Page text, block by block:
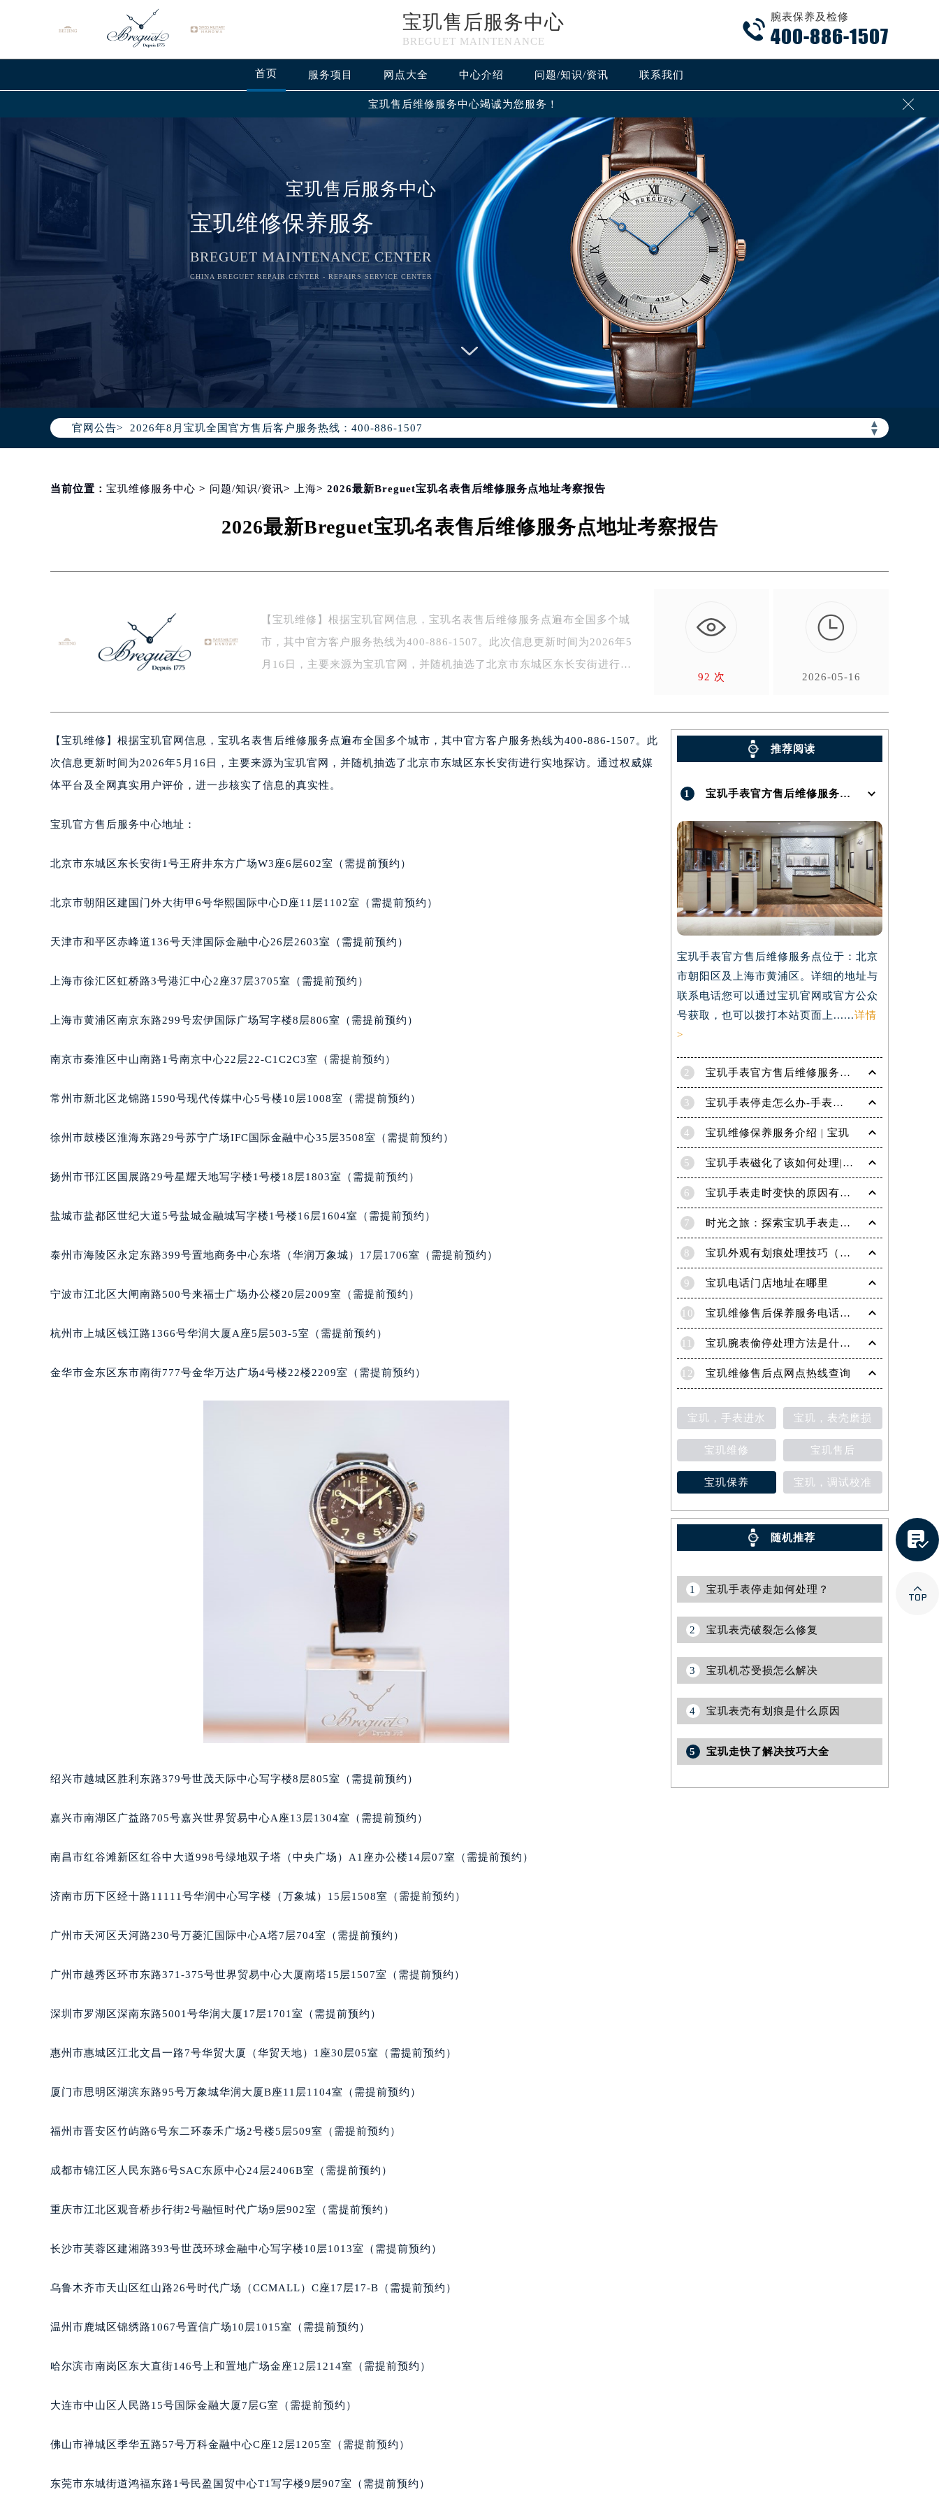
宝玑售后服务中心
BREGUET MAINTENANCE

腕表保养及检修
400-886-1507
首页 服务项目 网点大全 中心介绍 问题/知识/资讯 联系我们
宝玑售后维修服务中心竭诚为您服务！ 
宝玑售后服务中心
宝玑维修保养服务
BREGUET MAINTENANCE CENTER
CHINA BREGUET REPAIR CENTER - REPAIRS SERVICE CENTER
官网公告> ▲
▼
2026年8月宝玑中国区售后服务网络优化升级公告
2026年8月宝玑全国官方售后客户服务热线：400-886-1507
宝玑官方全国统一服务热线400-886-1507，服务覆盖中国大陆、香港、澳门、台湾全部区域（非大陆需加拨“+86”）
2026年8月宝玑售后服务中心最新网点地址：
北京市东城区东长安街1号东方广场写字楼W3座6层602室（需提前预约）
上海市徐汇区虹桥路3号港汇中心写字楼2座37层3705室（需提前预约）
扬州市邗江区国展路29号星耀天地写字楼1号楼18层1803室（需提前预约）
盐城市盐都区世纪大道5号盐城金融城写字楼1号楼16层1604室（需提前预约）
泰州市海陵区永定东路399号置地商务中心东塔写字楼（华润万象城）17层1706室（需提前预约）
绍兴市越城区胜利东路379号世茂天际中心写字楼8层805室（需提前预约）
嘉兴市南湖区广益路705号嘉兴世界贸易中心写字楼A座13层1304室（需提前预约）
南昌市红谷滩新区红谷中大道998号绿地双子塔（中央广场）A1座办公楼14层07室（需提前预约）
广州市天河区天河路230号万菱汇国际中心写字楼A塔7层704室（需提前预约）
深圳市罗湖区深南东路5001号华润大厦写字楼17层1701室（需提前预约）
厦门市思明区湖滨东路95号华润大厦写字楼B座11层1104室（需提前预约）
成都市锦江区人民东路6号SAC东原中心写字楼24层2406B室（需提前预约）
长沙市芙蓉区定王台街道建湘路393号世茂环球金融中心写字楼（芙蓉广场）10层13室（需提前预约）
太原市迎泽区解放路15号亨得利名表服务中心（品牌授权店）3层整层（需提前预约）
沈阳市沈河区中街路83号亨得利名表服务中心（品牌授权店）1层整层（需提前预约）
温州市鹿城区锦绣路1067号置信广场10层1015室（需提前预约）
大连市中山区人民路15号国际金融大厦7层G室（需提前预约）
东莞市东城街道鸿福东路1号民盈国贸中心T1写字楼9层907室（需提前预约）
南通市崇川区工农路57号圆融广场写字楼16层1603室（需提前预约）
武汉市江汉区解放大道686号世界贸易大厦38层09室（需提前预约）
合肥市蜀山区潜山路111号万象城华润大厦B座12楼03室（需提前预约）
青岛市南区山东路6号华润大厦B座22层04室（需提前预约）
长春市朝阳区西安大路727号中银大厦A座(旺进大厦)18层09室（需提前预约）
海口市龙华区金贸东路5号海口华润大厦B座17层1707室（需提前预约）
唐山市路南区新华东道100号万达广场写字楼A座10层1002室（需提前预约）
台州市椒江区东海大道1800号腾达中心东1幢20楼2002室（需提前预约）
内蒙古自治区呼和浩特市玉泉区大学西街70号华润万象城写字楼（鄂尔多斯大厦）23层2326室（需提前预约）
甘肃省兰州市七里河区西津西路16号兰州中心写字楼21层2102室（需提前预约）
重庆市解放碑渝中区民权路28号英利国际金融中心写字楼20层01室（需提前预约）
黑龙江省大庆市萨尔图区会战大街宝玑售后服务中心（需提前预约）
黑龙江省鹤岗市向阳区红军路宝玑售后服务中心（需提前预约）
黑龙江省黑河市爱辉区中央街宝玑售后服务中心（需提前预约）
黑龙江省佳木斯市向阳区长安路宝玑售后服务中心（需提前预约）
黑龙江省牡丹江市东安区太平路宝玑售后服务中心（需提前预约）
黑龙江省七台河市桃山区大同街宝玑售后服务中心（需提前预约）
黑龙江省齐齐哈尔市龙沙区龙华路宝玑售后服务中心（需提前预约）
黑龙江省双鸭山市尖山区新兴大街宝玑售后服务中心（需提前预约）
黑龙江省伊春市伊美区通河路宝玑售后服务中心（需提前预约）
吉林省白山市浑江区浑江大街宝玑售后服务中心（需提前预约）
吉林省辽源市龙山区人民大街宝玑售后服务中心（需提前预约）
吉林省四平市铁东区紫气大路与南九经街交汇处宝玑售后服务中心（需提前预约）
吉林省通化市东昌区环通乡江南大街宝玑售后服务中心（需提前预约）
辽宁省鞍山市铁东区站前街宝玑售后服务中心（需提前预约）
辽宁省朝阳市双塔区新华路宝玑售后服务中心（需提前预约）
辽宁省抚顺市新抚区东一路宝玑售后服务中心（需提前预约）
辽宁省葫芦岛市连山区中央路宝玑售后服务中心（需提前预约）
辽宁省辽阳市白塔区新运大街宝玑售后服务中心（需提前预约）
辽宁省铁岭市银州区南马路宝玑售后服务中心（需提前预约）
辽宁省沈阳市沈河区中街路137号亨得利名表维修授权店1楼宝玑售后服务中心（需提前预约）
北京市朝阳区建国门外大街甲6号华熙国际中心D座11层1102室宝玑售后服务中心（北京总部）（需提前预约）
河北省保定市竞秀区朝阳北大街北国先天下宝玑售后服务中心（需提前预约）
内蒙古自治区巴彦淖尔市临河区新华街宝玑售后服务中心（需提前预约）
内蒙古自治区赤峰市红山区哈达街宝玑售后服务中心（需提前预约）
内蒙古自治区呼伦贝尔市海拉尔区中央街宝玑售后服务中心（需提前预约）
内蒙古自治区乌海市海勃湾区人民南路宝玑售后服务中心（需提前预约）
内蒙古自治区锡林郭勒盟市锡林浩特市光明街与额尔敦路交叉口宝玑售后服务中心（需提前预约）
当前位置： 宝玑维修服务中心 > 问题/知识/资讯> 上海> 2026最新Breguet宝玑名表售后维修服务点地址考察报告
2026最新Breguet宝玑名表售后维修服务点地址考察报告
【宝玑维修】根据宝玑官网信息，宝玑名表售后维修服务点遍布全国多个城
市，其中官方客户服务热线为400-886-1507。此次信息更新时间为2026年5
月16日，主要来源为宝玑官网，并随机抽选了北京市东城区东长安街进行实
92 次

2026-05-16
【 宝玑维修】根据宝玑官网信息，宝玑名表售后维修服务点遍布全国多个城市，其中官方客户服务热线为400-886-1507。此
次信息更新时间为2026年5月16日，主要来源为宝玑官网，并随机抽选了北京市东城区东长安街进行实地探访。通过权威媒
体平台及全网真实用户评价，进一步核实了信息的真实性。
宝玑官方售后服务中心地址：
北京市东城区东长安街1号王府井东方广场W3座6层602室（需提前预约）
北京市朝阳区建国门外大街甲6号华熙国际中心D座11层1102室（需提前预约）
天津市和平区赤峰道136号天津国际金融中心26层2603室（需提前预约）
上海市徐汇区虹桥路3号港汇中心2座37层3705室（需提前预约）
上海市黄浦区南京东路299号宏伊国际广场写字楼8层806室（需提前预约）
南京市秦淮区中山南路1号南京中心22层22-C1C2C3室（需提前预约）
常州市新北区龙锦路1590号现代传媒中心5号楼10层1008室（需提前预约）
徐州市鼓楼区淮海东路29号苏宁广场IFC国际金融中心35层3508室（需提前预约）
扬州市邗江区国展路29号星耀天地写字楼1号楼18层1803室（需提前预约）
盐城市盐都区世纪大道5号盐城金融城写字楼1号楼16层1604室（需提前预约）
泰州市海陵区永定东路399号置地商务中心东塔（华润万象城）17层1706室（需提前预约）
宁波市江北区大闸南路500号来福士广场办公楼20层2009室（需提前预约）
杭州市上城区钱江路1366号华润大厦A座5层503-5室（需提前预约）
金华市金东区东市南街777号金华万达广场4号楼22楼2209室（需提前预约）
绍兴市越城区胜利东路379号世茂天际中心写字楼8层805室（需提前预约）
嘉兴市南湖区广益路705号嘉兴世界贸易中心A座13层1304室（需提前预约）
南昌市红谷滩新区红谷中大道998号绿地双子塔（中央广场）A1座办公楼14层07室（需提前预约）
济南市历下区经十路11111号华润中心写字楼（万象城）15层1508室（需提前预约）
广州市天河区天河路230号万菱汇国际中心A塔7层704室（需提前预约）
广州市越秀区环市东路371-375号世界贸易中心大厦南塔15层1507室（需提前预约）
深圳市罗湖区深南东路5001号华润大厦17层1701室（需提前预约）
惠州市惠城区江北文昌一路7号华贸大厦（华贸天地）1座30层05室（需提前预约）
厦门市思明区湖滨东路95号万象城华润大厦B座11层1104室（需提前预约）
福州市晋安区竹屿路6号东二环泰禾广场2号楼5层509室（需提前预约）
成都市锦江区人民东路6号SAC东原中心24层2406B室（需提前预约）
重庆市江北区观音桥步行街2号融恒时代广场9层902室（需提前预约）
长沙市芙蓉区建湘路393号世茂环球金融中心写字楼10层1013室（需提前预约）
乌鲁木齐市天山区红山路26号时代广场（CCMALL）C座17层17-B（需提前预约）
温州市鹿城区锦绣路1067号置信广场10层1015室（需提前预约）
哈尔滨市南岗区东大直街146号上和置地广场金座12层1214室（需提前预约）
大连市中山区人民路15号国际金融大厦7层G室（需提前预约）
佛山市禅城区季华五路57号万科金融中心C座12层1205室（需提前预约）
东莞市东城街道鸿福东路1号民盈国贸中心T1写字楼9层907室（需提前预约）
推荐阅读
1 宝玑手表官方售后维修服务点地址在哪呢？
宝玑手表官方售后维修服务点位于：北京
市朝阳区及上海市黄浦区。详细的地址与
联系电话您可以通过宝玑官网或官方公众
号获取，也可以拨打本站页面上......详情
>
2 宝玑手表官方售后维修服务点电话是多少？
3 宝玑手表停走怎么办-手表停走的解决方法
4 宝玑维修保养服务介绍 | 宝玑
5 宝玑手表磁化了该如何处理|宝玑技师为您讲解
6 宝玑手表走时变快的原因有哪些？
7 时光之旅：探索宝玑手表走时的秘密
8 宝玑外观有划痕处理技巧（轻松修复爱表的实用方法）
9 宝玑电话门店地址在哪里
10 宝玑维修售后保养服务电话是多少
11 宝玑腕表偷停处理方法是什么（专业维修指南与常见故障排查）
12 宝玑维修售后点网点热线查询
宝玑，手表进水 宝玑，表壳磨损
宝玑维修 宝玑售后
宝玑保养 宝玑，调试校准
随机推荐
1 宝玑手表停走如何处理？
2 宝玑表壳破裂怎么修复
3 宝玑机芯受损怎么解决
4 宝玑表壳有划痕是什么原因
5 宝玑走快了解决技巧大全

